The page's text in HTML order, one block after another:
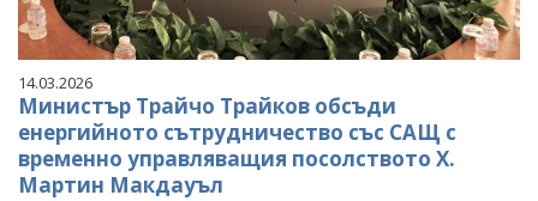
14.03.2026
Министър Трайчо Трайков обсъди
енергийното сътрудничество със САЩ с
временно управляващия посолството Х.
Мартин Макдауъл